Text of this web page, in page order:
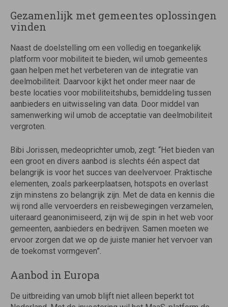
Gezamenlijk met gemeentes oplossingen
vinden
Naast de doelstelling om een volledig en toegankelijk
platform voor mobiliteit te bieden, wil umob gemeentes
gaan helpen met het verbeteren van de integratie van
deelmobiliteit. Daarvoor kijkt het onder meer naar de
beste locaties voor mobiliteitshubs, bemiddeling tussen
aanbieders en uitwisseling van data. Door middel van
samenwerking wil umob de acceptatie van deelmobiliteit
vergroten.
Bibi Jorissen, medeoprichter umob, zegt: “Het bieden van
een groot en divers aanbod is slechts één aspect dat
belangrijk is voor het succes van deelvervoer. Praktische
elementen, zoals parkeerplaatsen, hotspots en overlast
zijn minstens zo belangrijk zijn. Met de data en kennis die
wij rond alle vervoerders en reisbewegingen verzamelen,
uiteraard geanonimiseerd, zijn wij de spin in het web voor
gemeenten, aanbieders en bedrijven. Samen moeten we
ervoor zorgen dat we op de juiste manier het vervoer van
de toekomst vormgeven”.
Aanbod in Europa
De uitbreiding van umob blijft niet alleen beperkt tot